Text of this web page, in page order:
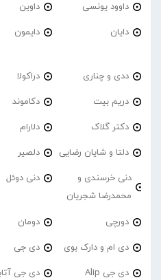
داوود یونسی داوین
دایان دایمون
ددی و چناری دراکولا
دریم بیت دکاموند
دکتر گلاک دلارام
دلتا و شایان رضایی دلصیر
دنی خرسندی و
محمدرضا شجریان
دنی دوئل
دورچی دومان
دی ام و دارک بوی دی جی
دی جی Alip دی جی